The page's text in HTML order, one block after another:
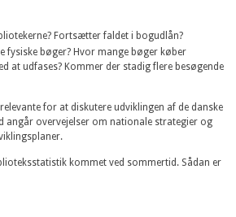
Fortsætter faldet i bogudlån?
fysiske bøger? Hvor mange bøger køber
at udfases? Kommer der stadig flere besøgende
for at diskutere udviklingen af de danske
angår overvejelser om nationale strategier og
kommet ved sommertid. Sådan er